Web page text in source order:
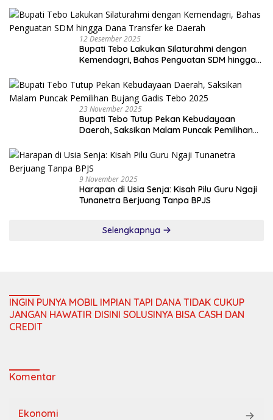
12 Desember 2025
Bupati Tebo Lakukan Silaturahmi dengan
Kemendagri, Bahas Penguatan SDM hingga
23 November 2025
Bupati Tebo Tutup Pekan Kebudayaan
Daerah, Saksikan Malam Puncak Pemilihan
9 November 2025
Harapan di Usia Senja: Kisah Pilu Guru Ngaji
Tunanetra Berjuang Tanpa BPJS
Selengkapnya
INGIN PUNYA MOBIL IMPIAN TAPI DANA TIDAK CUKUP
JANGAN HAWATIR DISINI SOLUSINYA BISA CASH DAN
CREDIT
Komentar
Ekonomi